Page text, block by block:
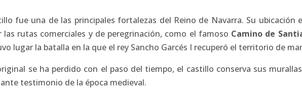
fue una de las principales fortalezas del Reino de Navarra. Su ubicación
rutas comerciales y de peregrinación, como el famoso Camino de
lugar la batalla en la que el rey Sancho Garcés I recuperó el territorio de
se ha perdido con el paso del tiempo, el castillo conserva sus
testimonio de la época medieval.